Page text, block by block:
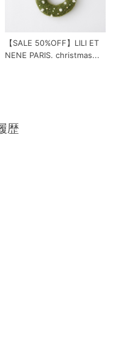
【SALE 50%OFF】LILI ET
NENE PARIS. christmas...
歴